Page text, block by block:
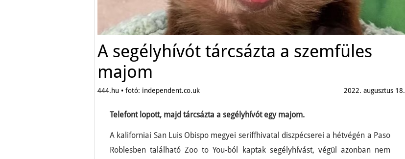
A segélyhívót tárcsázta a szemfüles
majom
444.hu • fotó: independent.co.uk 2022. augusztus 18.
Telefont lopott, majd tárcsázta a segélyhívót egy majom.
A kaliforniai San Luis Obispo megyei seriffhivatal diszpécserei a hétvégén a Paso
Roblesben található Zoo to You-ból kaptak segélyhívást, végül azonban nem